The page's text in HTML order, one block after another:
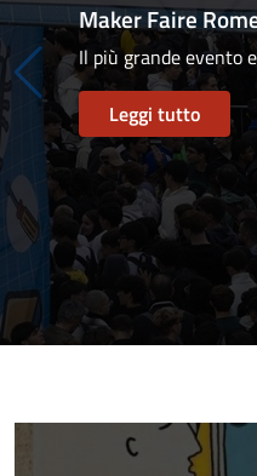
Maker Faire
Il più grande evento
Leggi tutto
Progetti